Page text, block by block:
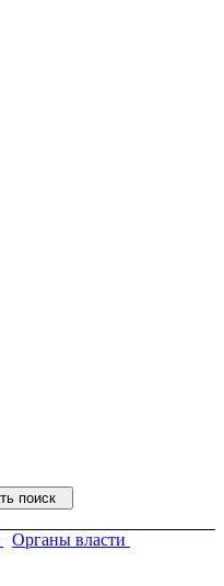
Органы власти